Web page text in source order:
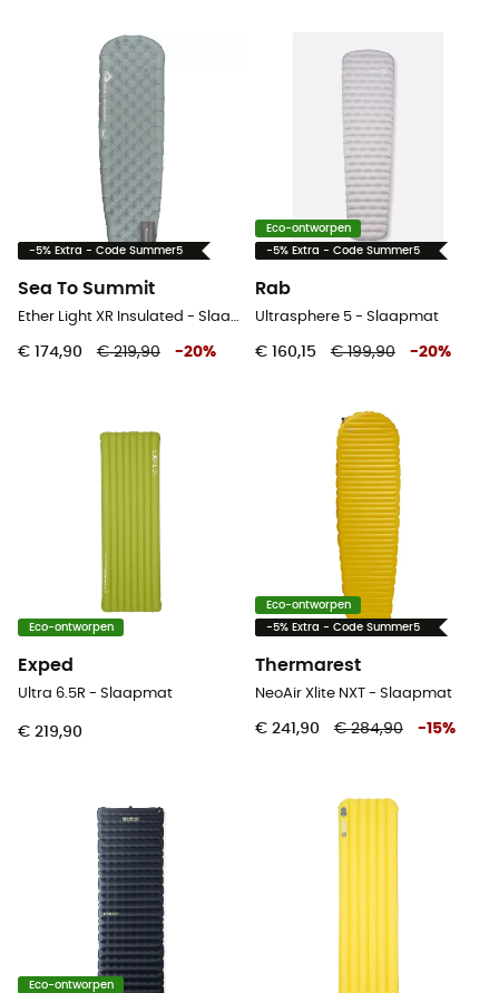
-5% Extra - Code Summer5
Sea To Summit
€ 174,90 € 219,90 -20%
Eco-ontworpen
-5% Extra - Code Summer5
Rab
Ultrasphere 5 - Slaapmat
€ 160,15 € 199,90 -20%
Eco-ontworpen
Exped
Ultra 6.5R - Slaapmat
€ 219,90
Eco-ontworpen
-5% Extra - Code Summer5
Thermarest
NeoAir Xlite NXT - Slaapmat
€ 241,90 € 284,90 -15%
Eco-ontworpen